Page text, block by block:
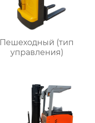
Пешеходный (тип
управления)